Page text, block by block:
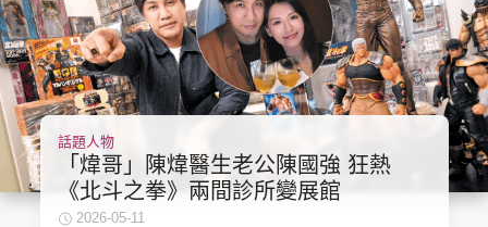
話題人物
「煒哥」陳煒醫生老公陳國強 狂熱
《北斗之拳》兩間診所變展館
2026-05-11